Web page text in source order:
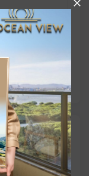
- Centro -